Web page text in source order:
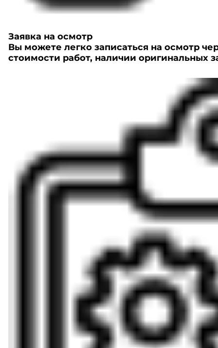
Заявка на осмотр
Вы можете легко записаться на осмотр
стоимости работ, наличии оригинальных